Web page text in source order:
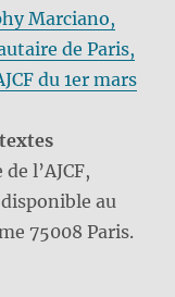
Marciano,
de Paris,
du 1er mars
l’AJCF,
au
75008 Paris.